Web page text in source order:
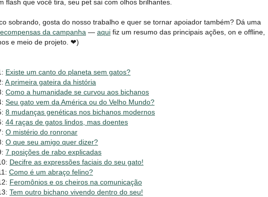
flash que você tira, seu pet sai com olhos brilhantes.
sobrando, gosta do nosso trabalho e quer se tornar apoiador também? Dá uma
da campanha — aqui fiz um resumo das principais ações, on e offline,
e meio de projeto. ❤)
Existe um canto do planeta sem gatos?
A primeira gateira da história
Como a humanidade se curvou aos bichanos
Seu gato vem da América ou do Velho Mundo?
8 mudanças genéticas nos bichanos modernos
44 raças de gatos lindos, mas doentes
O mistério do ronronar
O que seu amigo quer dizer?
7 posições de rabo explicadas
Decifre as expressões faciais do seu gato!
Como é um abraço felino?
Feromônios e os cheiros na comunicação
Tem outro bichano vivendo dentro do seu!